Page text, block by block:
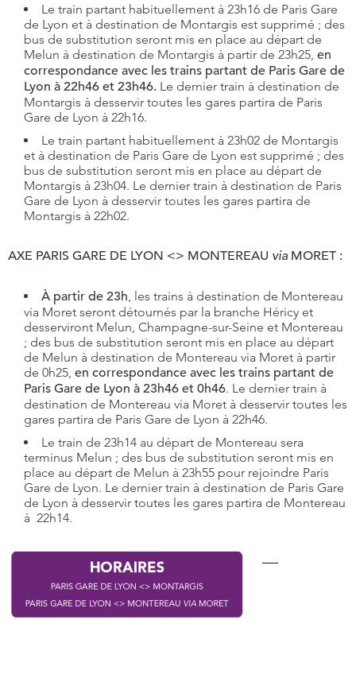
Le train partant habituellement à 23h16 de Paris Gare
de Lyon et à destination de Montargis est supprimé ; des
bus de substitution seront mis en place au départ de
Melun à destination de Montargis à partir de 23h25, en
correspondance avec les trains partant de Paris Gare de
Lyon à 22h46 et 23h46. Le dernier train à destination de
Montargis à desservir toutes les gares partira de Paris
Gare de Lyon à 22h16.
Le train partant habituellement à 23h02 de Montargis
et à destination de Paris Gare de Lyon est supprimé ; des
bus de substitution seront mis en place au départ de
Montargis à 23h04. Le dernier train à destination de Paris
Gare de Lyon à desservir toutes les gares partira de
Montargis à 22h02.
AXE PARIS GARE DE LYON <> MONTEREAU via MORET :
À partir de 23h, les trains à destination de Montereau
via Moret seront détournés par la branche Héricy et
desserviront Melun, Champagne-sur-Seine et Montereau
; des bus de substitution seront mis en place au départ
de Melun à destination de Montereau via Moret à partir
de 0h25, en correspondance avec les trains partant de
Paris Gare de Lyon à 23h46 et 0h46. Le dernier train à
destination de Montereau via Moret à desservir toutes les
gares partira de Paris Gare de Lyon à 22h46.
Le train de 23h14 au départ de Montereau sera
terminus Melun ; des bus de substitution seront mis en
place au départ de Melun à 23h55 pour rejoindre Paris
Gare de Lyon. Le dernier train à destination de Paris Gare
de Lyon à desservir toutes les gares partira de Montereau
à 22h14.